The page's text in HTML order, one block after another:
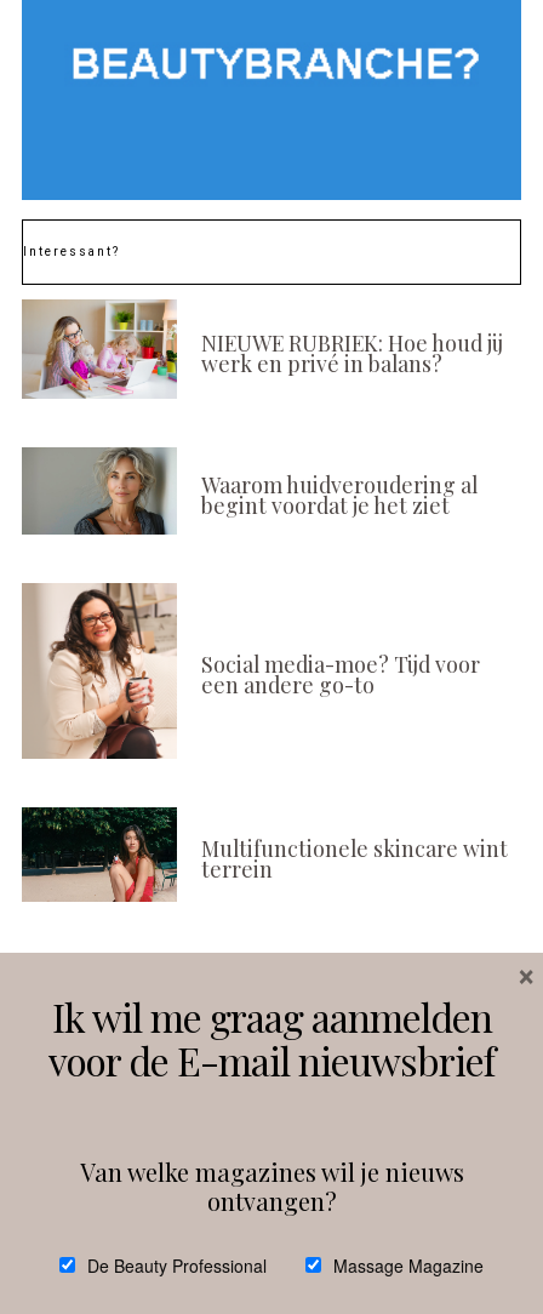
Interessant?
NIEUWE RUBRIEK: Hoe houd jij
werk en privé in balans?
Waarom huidveroudering al
begint voordat je het ziet
Social media-moe? Tijd voor
een andere go-to
Multifunctionele skincare wint
terrein
Instagram Facebook
debeautyprofessional
Ik wil me graag aanmelden
voor de E-mail nieuwsbrief
Van welke magazines wil je nieuws
ontvangen?
De Beauty Professional Massage Magazine
×